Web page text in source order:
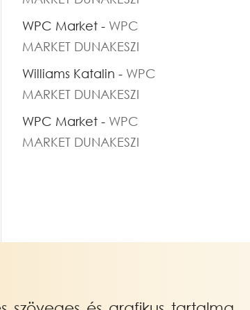
WPC Market - WPC
MARKET DUNAKESZI
Williams Katalin - WPC
MARKET DUNAKESZI
WPC Market - WPC
MARKET DUNAKESZI